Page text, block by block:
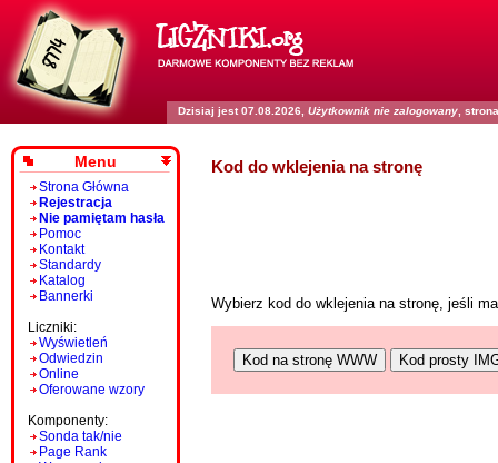
Dzisiaj jest 07.08.2026, Użytkownik nie zalogowany ,
Menu
Strona Główna
Rejestracja
Nie pamiętam hasła
Pomoc
Kontakt
Standardy
Katalog
Bannerki
Liczniki:
Wyświetleń
Odwiedzin
Online
Oferowane wzory
Komponenty:
Sonda tak/nie
Page Rank
Kod do wklejenia na stronę
Wybierz kod do wklejenia na stronę, jeśli
Kod na stronę WWW Kod prosty